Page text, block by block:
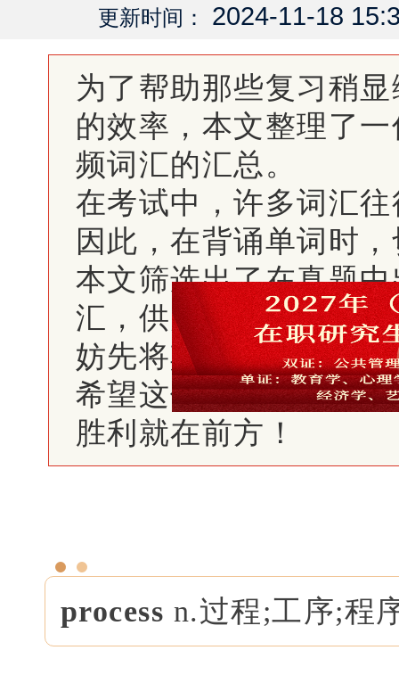
更新时间： 2024-11-18
为了帮助那些复习稍
的效率，本文整理了
频词汇的汇总。
在考试中，许多词汇
因此，在背诵单词时
本文筛选出了在真题
汇，供大家强化记忆
妨先将其收藏起来，
希望这份资料能对大
胜利就在前方！
process n.过程;工序;程